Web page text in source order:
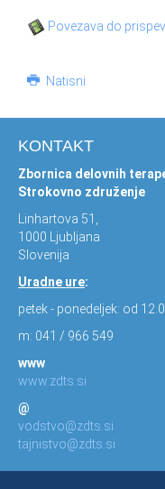
Povezava do
Natisni
KONTAKT
Zbornica delovnih
Strokovno združenje
Linhartova 51,
1000 Ljubljana
Slovenija
Uradne ure:
petek - ponedeljek: od
m: 041 / 966 549
www
www.zdts.si
@
vodstvo@zdts.si
tajnistvo@zdts.si